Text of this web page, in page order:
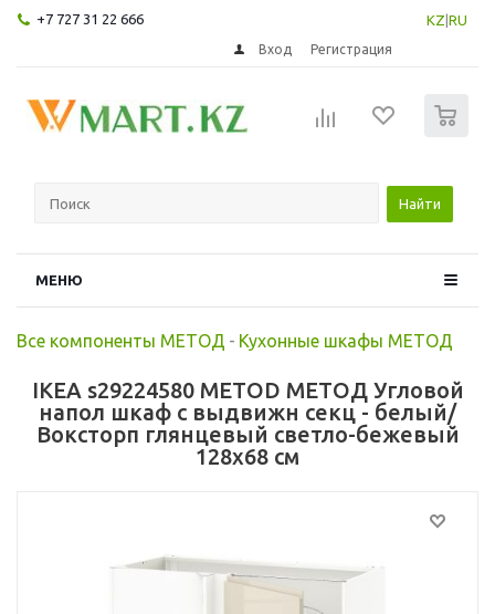
+7 727 31 22 666 KZ RU
Вход Регистрация
Найти
МЕНЮ
Все компоненты МЕТОД - Кухонные шкафы МЕТОД
IKEA s29224580 METOD МЕТОД Угловой
напол шкаф с выдвижн секц - белый/
Воксторп глянцевый светло-бежевый
128x68 см